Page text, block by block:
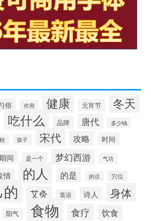
俗 作用 健康 元宵节 冬天
吃什么 品牌 唐代 多少钱
孩子 宋代 攻略 时间
间 是一个 梦幻西游 气功
情 的人 的是 的话 穴位
的 艾灸 英语 诗人 身体
阳气 食物 食疗 饮食